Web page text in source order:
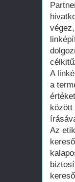
A
a
között
Az